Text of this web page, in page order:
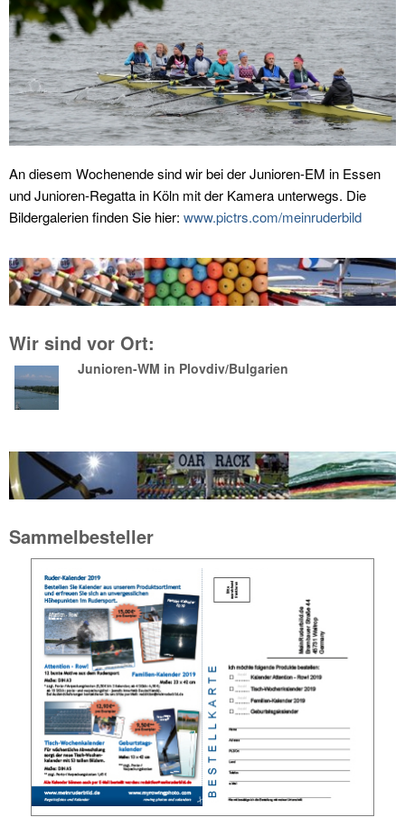
An diesem Wochenende sind wir bei der Junioren-EM in Essen
und Junioren-Regatta in Köln mit der Kamera unterwegs. Die
Bildergalerien finden Sie hier: www.pictrs.com/meinruderbild
Wir sind vor Ort:
Junioren-WM in Plovdiv/Bulgarien
Sammelbesteller